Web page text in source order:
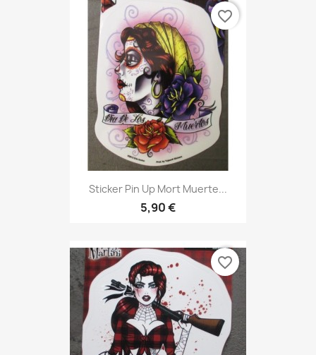
Sticker Pin Up Mort Muerte...
5,90 €
favorite_border
favorite_border